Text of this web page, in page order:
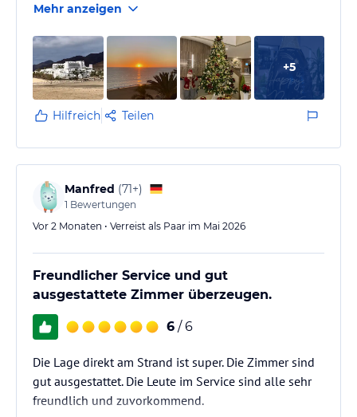
Mehr anzeigen
+5
Hilfreich Teilen
Manfred (71+)
1 Bewertungen
Vor 2 Monaten • Verreist als Paar im Mai 2026
Freundlicher Service und gut
ausgestattete Zimmer überzeugen.
6 / 6
Die Lage direkt am Strand ist super. Die Zimmer sind
gut ausgestattet. Die Leute im Service sind alle sehr
freundlich und zuvorkommend.